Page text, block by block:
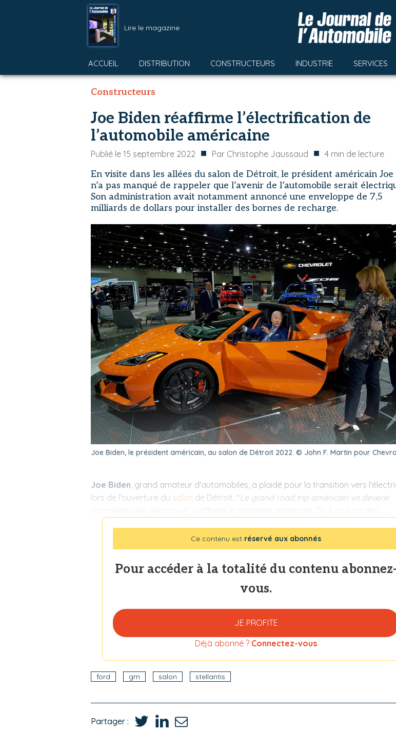
Lire le magazine
ACCUEIL DISTRIBUTION CONSTRUCTEURS INDUSTRIE SERVICES
Constructeurs
Joe Biden réaffirme l’électrification de
l’automobile américaine
Publié le 15 septembre 2022 ■ Par Christophe Jaussaud ■ 4 min de lecture
En visite dans les allées du salon de Détroit, le président américain Joe
n’a pas manqué de rappeler que l’avenir de l’automobile serait
Son administration avait notamment annoncé une enveloppe de 7,5
milliards de dollars pour installer des bornes de recharge.
Joe Biden, le président américain, au salon de Détroit 2022. © John F. Martin pour
Joe Biden, grand amateur d'automobiles, a plaidé pour la transition vers
lors de l'ouverture du salon de Détroit. "Le grand road trip américain va devenir
", a affirmé le président américain. Tout au long des
Ce contenu est réservé aux abonnés
Pour accéder à la totalité du contenu abonnez-
vous.
JE PROFITE
Déjà abonné ? Connectez-vous
ford gm salon stellantis
Partager :